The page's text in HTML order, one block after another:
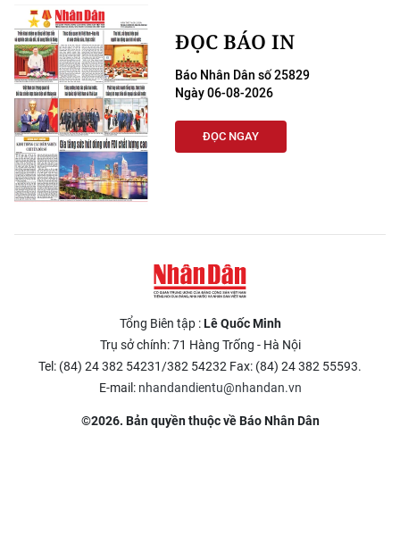
ĐỌC BÁO IN
Báo Nhân Dân số 25829
Ngày 06-08-2026
ĐỌC NGAY
Tổng Biên tập :Lê Quốc Minh
Trụ sở chính: 71 Hàng Trống - Hà Nội
Tel: (84) 24 382 54231/382 54232 Fax: (84) 24 382 55593.
E-mail: nhandandientu@nhandan.vn
©2026. Bản quyền thuộc về Báo Nhân Dân